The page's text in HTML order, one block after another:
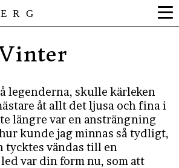
legenderna, skulle kärleken
åt allt det ljusa och fina i
längre var en ansträngning
kunde jag minnas så tydligt,
tycktes vändas till en
var din form nu, som att